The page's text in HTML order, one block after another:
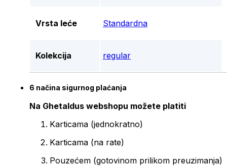
Vrsta leće Standardna
Kolekcija regular
6 načina sigurnog plaćanja
Na Ghetaldus webshopu možete platiti
Karticama (jednokratno)
Karticama (na rate)
Pouzećem (gotovinom prilikom preuzimanja)